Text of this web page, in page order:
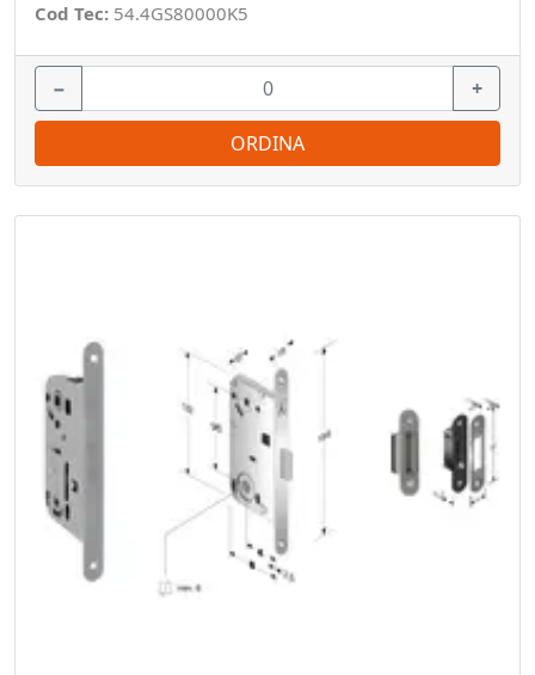
Cod Tec: 54.4GS80000K5
− +
ORDINA